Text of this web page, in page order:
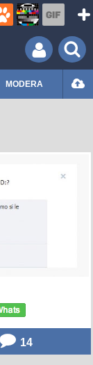
MODERA
14